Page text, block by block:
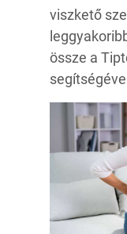
viszkető
össze a